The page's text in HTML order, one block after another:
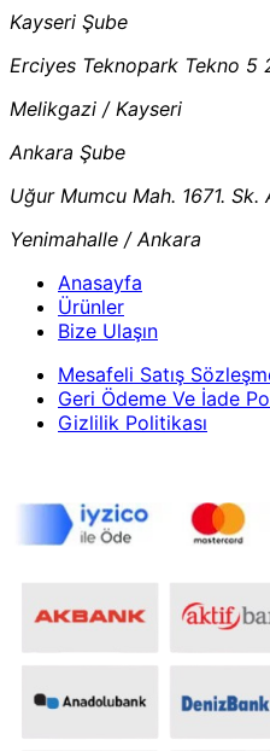
Kayseri Şube
Erciyes Teknopark Tekno 5
Melikgazi / Kayseri
Ankara Şube
Uğur Mumcu Mah. 1671.
Yenimahalle / Ankara
Anasayfa
Ürünler
Bize Ulaşın
Mesafeli Satış
Geri Ödeme Ve İade
Gizlilik Politikası